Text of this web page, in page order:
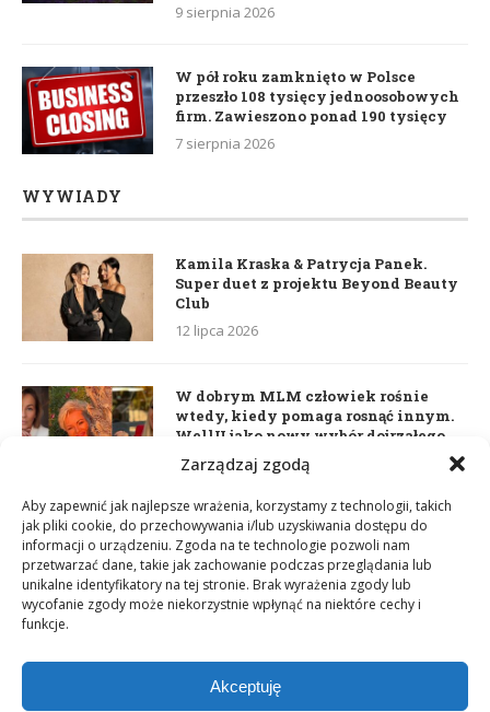
Zarządzaj zgodą
Aby zapewnić jak najlepsze wrażenia, korzystamy z technologii, takich
jak pliki cookie, do przechowywania i/lub uzyskiwania dostępu do
informacji o urządzeniu. Zgoda na te technologie pozwoli nam
przetwarzać dane, takie jak zachowanie podczas przeglądania lub
unikalne identyfikatory na tej stronie. Brak wyrażenia zgody lub
wycofanie zgody może niekorzystnie wpłynąć na niektóre cechy i
funkcje.
Akceptuję
9 sierpnia 2026
W pół roku zamknięto w Polsce
przeszło 108 tysięcy jednoosobowych
firm. Zawieszono ponad 190 tysięcy
7 sierpnia 2026
WYWIADY
Kamila Kraska & Patrycja Panek.
Super duet z projektu Beyond Beauty
Club
12 lipca 2026
W dobrym MLM człowiek rośnie
wtedy, kiedy pomaga rosnąć innym.
WellU jako nowy wybór dojrzałego
lidera
Daria Dudzik. Kocham Cię
17 kwietnia 2026